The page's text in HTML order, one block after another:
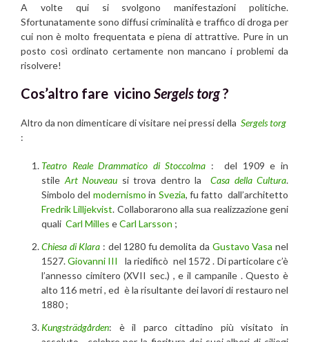
A volte qui si svolgono manifestazioni politiche.
Sfortunatamente sono diffusi criminalità e traffico di droga per
cui non è molto frequentata e piena di attrattive. Pure in un
posto così ordinato certamente non mancano i problemi da
risolvere!
Cos’altro fare vicino Sergels torg?
Altro da non dimenticare di visitare nei pressi della Sergels torg
:
Teatro Reale Drammatico di Stoccolma : del 1909 e in
stile Art Nouveau si trova dentro la Casa della Cultura.
Simbolo del modernismo in Svezia, fu fatto dall’architetto
Fredrik Lilljekvist. Collaborarono alla sua realizzazione geni
quali Carl Milles eCarl Larsson ;
Chiesa di Klara : del 1280 fu demolita da Gustavo Vasa nel
1527.Giovanni III
la riedificò nel 1572 . Di particolare c’è
l’annesso cimitero (XVII sec.) , e il campanile . Questo è
alto 116 metri , ed è la risultante dei lavori di restauro nel
1880 ;
Kungsträdgården: è il parco cittadino più visitato in